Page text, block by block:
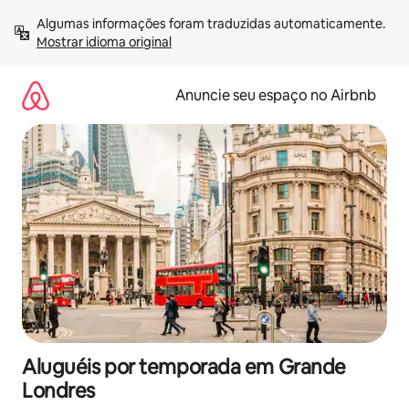
para
Mostrar idioma original
Anuncie seu espaço no Airbnb
Aluguéis por temporada em Grande
Londres